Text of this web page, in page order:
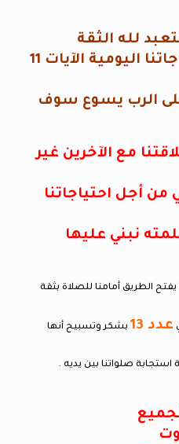
لله الثقة
للصلاة من أجل احتياجاتنا اليومية الآيات 11
على الرب يسوع سوف
مع الآخرين غير
أجل احتياجاتنا
نبني عليها
الطريق أمامنا للصلاة بثقة
عدد 13
بشكر وتسبيح أنها
صلواتنا بين يديه .